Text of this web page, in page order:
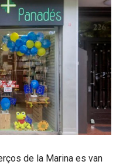
de la Marina es van